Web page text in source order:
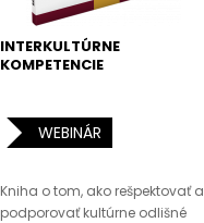
INTERKULTÚRNE
KOMPETENCIE
WEBINÁR
Kniha o tom, ako rešpektovať a
podporovať kultúrne odlišné